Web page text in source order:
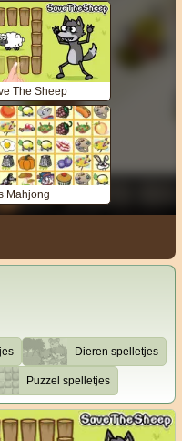
The Sheep
Mahjong
Dieren spelletjes
Puzzel spelletjes